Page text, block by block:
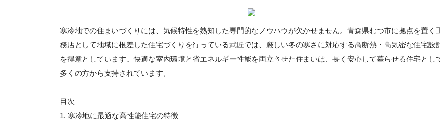
寒冷地での住まいづくりには、気候特性を熟知した専門的なノウハウが欠かせません。青森県むつ市に拠点を置く
務店として地域に根差した住宅づくりを行っている武匠では、厳しい冬の寒さに対応する高断熱・高気密な住宅設
を得意としています。快適な室内環境と省エネルギー性能を両立させた住まいは、長く安心して暮らせる住宅とし
多くの方から支持されています。
目次
1. 寒冷地に最適な高性能住宅の特徴